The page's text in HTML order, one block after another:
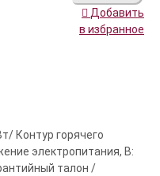
Добавить
в избранное
Контур горячего
электропитания, В:
талон /